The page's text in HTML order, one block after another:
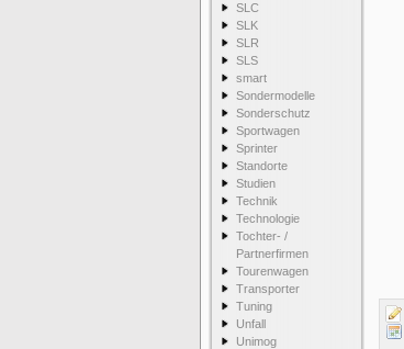
SLC
SLK
SLR
SLS
smart
Sondermodelle
Sonderschutz
Sportwagen
Sprinter
Standorte
Studien
Technik
Technologie
Tochter- /
Partnerfirmen
Tourenwagen
Transporter
Tuning
Unfall
Unimog